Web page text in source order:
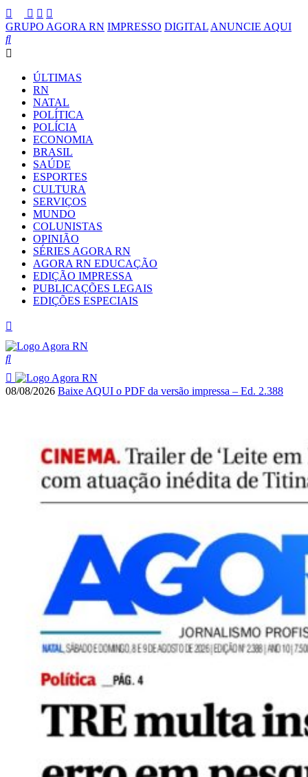
GRUPO AGORA RN IMPRESSO DIGITAL ANUNCIE AQUI
ÚLTIMAS
RN
NATAL
POLÍTICA
POLÍCIA
ECONOMIA
BRASIL
SAÚDE
ESPORTES
CULTURA
SERVIÇOS
MUNDO
COLUNISTAS
OPINIÃO
SÉRIES AGORA RN
AGORA RN EDUCAÇÃO
EDIÇÃO IMPRESSA
PUBLICAÇÕES LEGAIS
EDIÇÕES ESPECIAIS
08/08/2026 Baixe AQUI o PDF da versão impressa – Ed. 2.388